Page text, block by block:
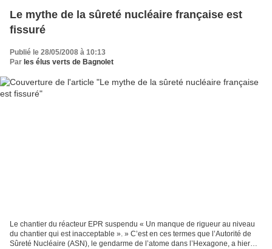
Le mythe de la sûreté nucléaire française est
fissuré
Publié le 28/05/2008 à 10:13
Par les élus verts de Bagnolet
Le chantier du réacteur EPR suspendu « Un manque de rigueur au niveau
du chantier qui est inacceptable ». » C’est en ces termes que l’Autorité de
Sûreté Nucléaire (ASN), le gendarme de l’atome dans l’Hexagone, a hier